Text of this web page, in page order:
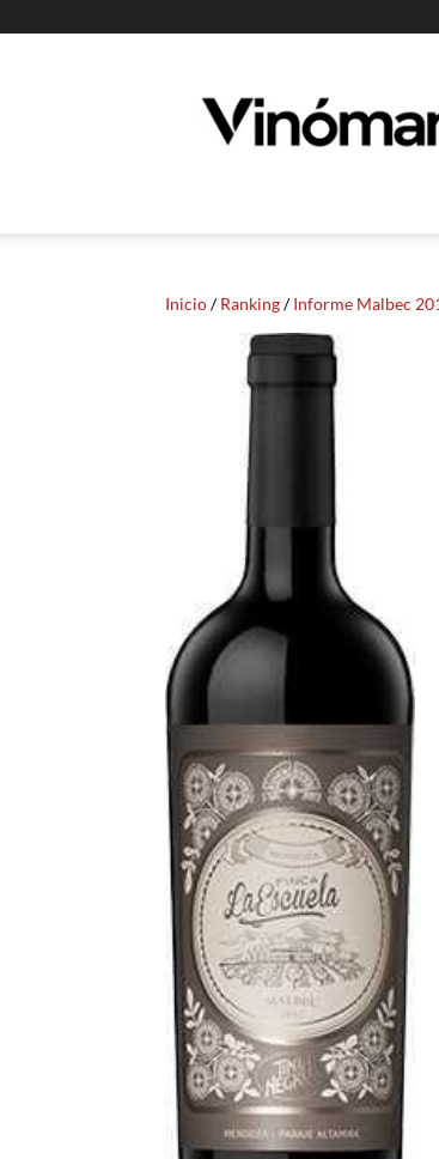
Vinomanos
Inicio/Ranking/Informe Malbec